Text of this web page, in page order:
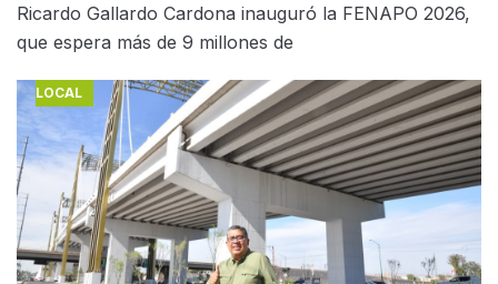
Ricardo Gallardo Cardona inauguró la FENAPO 2026,
que espera más de 9 millones de
LOCAL